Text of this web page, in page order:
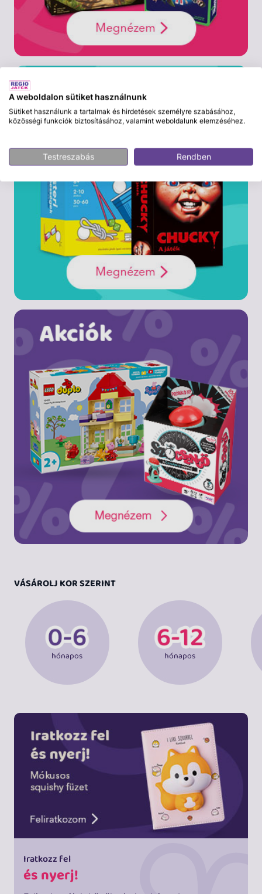
VÁSÁROLJ KOR SZERINT
hónapos hónapos
Iratkozz fel
és nyerj!
A weboldalon sütiket használnunk
Sütiket használunk a tartalmak és hirdetések személyre szabásához,
közösségi funkciók biztosításához, valamint weboldalunk elemzéséhez.
Testreszabás Rendben